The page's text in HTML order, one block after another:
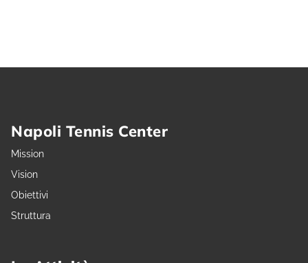
Napoli Tennis Center
Mission
Vision
Obiettivi
Struttura